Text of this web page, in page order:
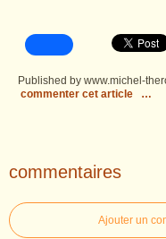
Published by www.michel-
commenter cet article
…
commentaires
Ajouter un